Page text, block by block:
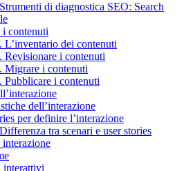
di diagnostica SEO: Search
i contenuti
L’inventario dei contenuti
Revisionare i contenuti
Migrare i contenuti
Pubblicare i contenuti
dell’interazione
per definire l’interazione
tra scenari e user stories
interattivi